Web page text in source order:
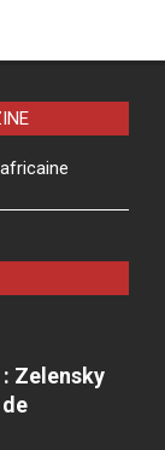
Zelensky